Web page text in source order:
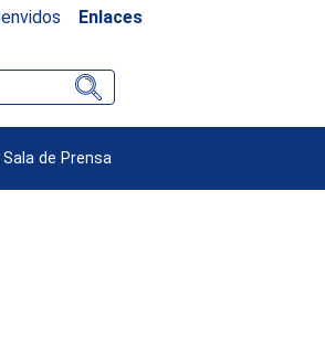
Enlaces
Sala de Prensa